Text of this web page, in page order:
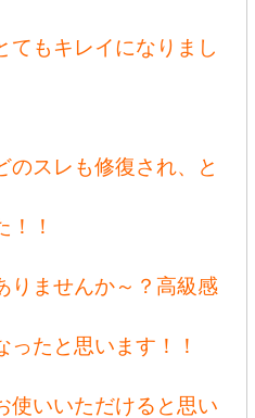
てもキレイになりまし
のスレも修復され、と
！！
りませんか～？高級感
たと思います！！
使いいただけると思い